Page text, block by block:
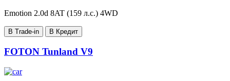
Emotion 2.0d 8AT (159 л.с.) 4WD
В Trade-in В Кредит
FOTON Tunland V9